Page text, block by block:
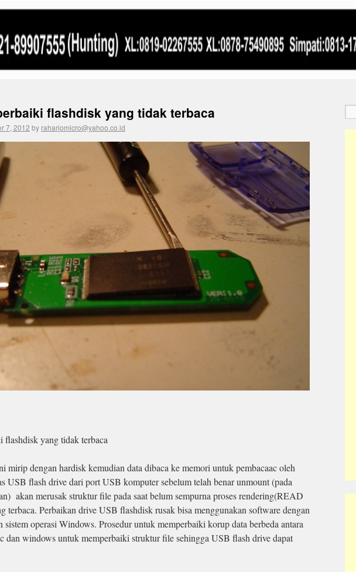
flashdisk yang tidak terbaca
7, 2012 by raharjomicro@yahoo.co.id
flashdisk yang tidak terbaca
mirip dengan hardisk kemudian data dibaca ke memori untuk pembacaac oleh
USB flash drive dari port USB komputer sebelum telah benar unmount (pada
akan merusak struktur file pada saat belum sempurna proses rendering(READ
terbaca. Perbaikan drive USB flashdisk rusak bisa menggunakan software dengan
sistem operasi Windows. Prosedur untuk memperbaiki korup data berbeda antara
dan windows untuk memperbaiki struktur file sehingga USB flash drive dapat